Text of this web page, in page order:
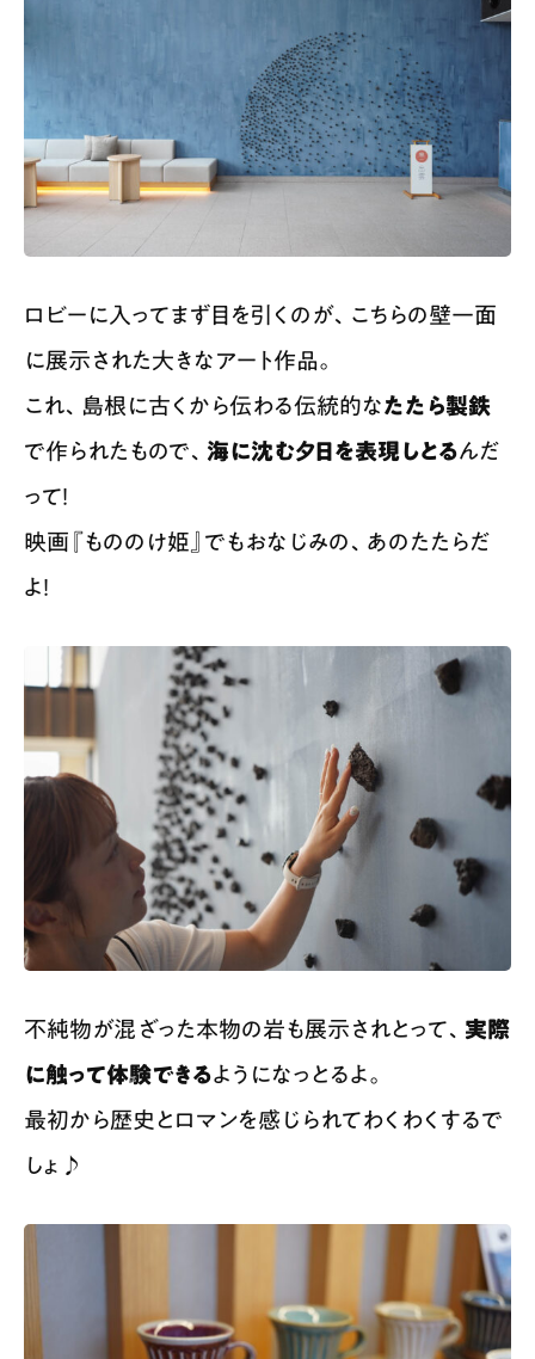
ロビーに入ってまず目を引くのが、こちらの壁一面
に展示された大きなアート作品。
これ、島根に古くから伝わる伝統的なたたら製鉄
で作られたもので、 海に沈む夕日を表現しとるんだ
って！
映画『もののけ姫』でもおなじみの、あのたたらだ
よ！
不純物が混ざった本物の岩も展示されとって、 実際
に触って体験できるようになっとるよ。
最初から歴史とロマンを感じられてわくわくするで
しょ♪